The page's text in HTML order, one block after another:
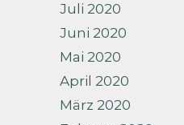
Juli 2020
Juni 2020
Mai 2020
April 2020
März 2020